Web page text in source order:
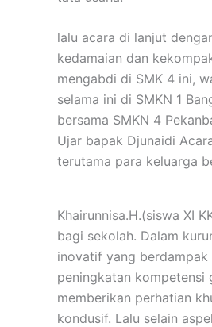
lalu acara di lanjut
kedamaian dan
mengabdi di SMK 4 ini,
selama ini di SMKN 1
bersama SMKN 4
Ujar bapak Djunaidi
terutama para keluarga
Khairunnisa.H.(siswa XI
bagi sekolah. Dalam
inovatif yang
peningkatan kompetensi
memberikan perhatian
kondusif. Lalu selain